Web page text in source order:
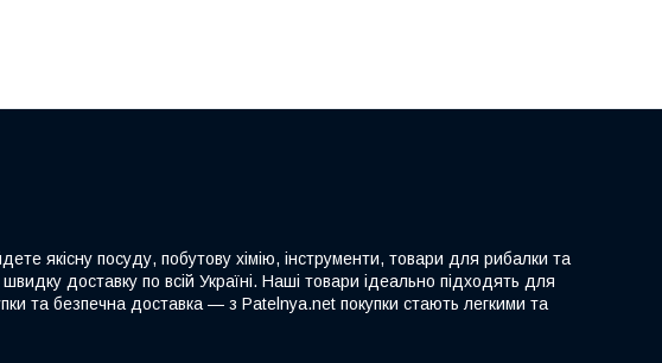
якісну посуду, побутову хімію, інструменти, товари для рибалки та
доставку по всій Україні. Наші товари ідеально підходять для
та безпечна доставка — з Patelnya.net покупки стають легкими та